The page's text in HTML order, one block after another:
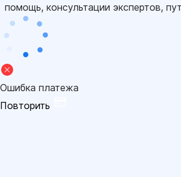
помощь, консультации экспертов,
Ошибка платежа
Повторить